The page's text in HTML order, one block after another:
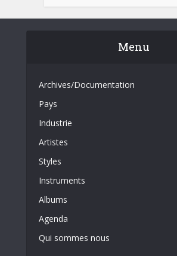
Menu
Archives/Documentation
Pays
Industrie
Artistes
Styles
Instruments
Albums
Agenda
Qui sommes nous